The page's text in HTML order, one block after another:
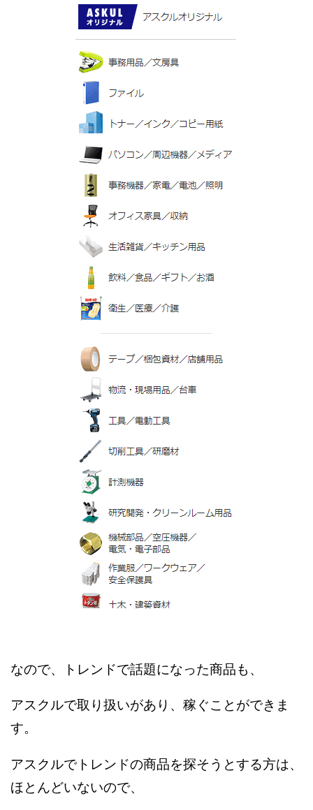
なので、トレンドで話題になった商品も、
アスクルで取り扱いがあり、稼ぐことができま
す。
アスクルでトレンドの商品を探そうとする方は、
ほとんどいないので、